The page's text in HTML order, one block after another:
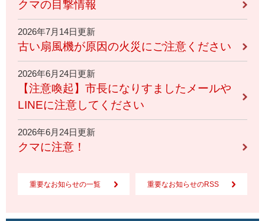
クマの目撃情報
2026年7月14日更新
古い扇風機が原因の火災にご注意ください
2026年6月24日更新
【注意喚起】市長になりすましたメールや
LINEに注意してください
2026年6月24日更新
クマに注意！
重要なお知らせの一覧 重要なお知らせのRSS